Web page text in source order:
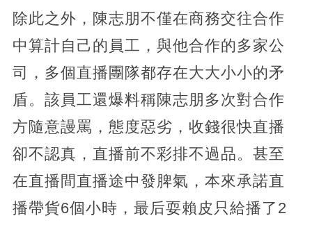
除此之外，陳志朋不僅在商務交往合作
中算計自己的員工，與他合作的多家公
司，多個直播團隊都存在大大小小的矛
盾。該員工還爆料稱陳志朋多次對合作
方隨意謾罵，態度惡劣，收錢很快直播
卻不認真，直播前不彩排不過品。甚至
在直播間直播途中發脾氣，本來承諾直
播帶貨6個小時，最后耍賴皮只給播了2